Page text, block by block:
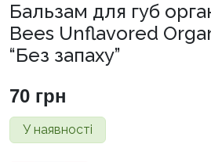
Бальзам для губ
Bees Unflavored
“Без запаху”
70 грн
У наявності